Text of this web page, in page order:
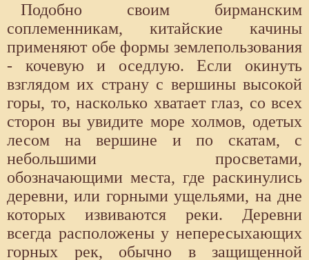
Подобно своим бирманским
соплеменникам, китайские качины
применяют обе формы землепользования
- кочевую и оседлую. Если окинуть
взглядом их страну с вершины высокой
горы, то, насколько хватает глаз, со всех
сторон вы увидите море холмов, одетых
лесом на вершине и по скатам, с
небольшими просветами,
обозначающими места, где раскинулись
деревни, или горными ущельями, на дне
которых извиваются реки. Деревни
всегда расположены у непересыхающих
горных рек, обычно в защищенной